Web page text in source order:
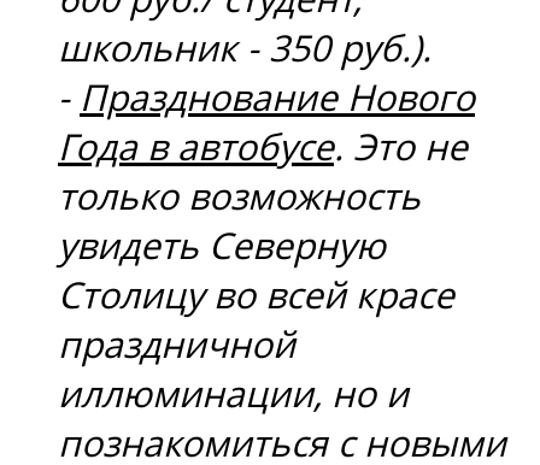
школьник - 350 руб.).
- Празднование Нового
Года в автобусе. Это не
только возможность
увидеть Северную
Столицу во всей красе
праздничной
иллюминации, но и
познакомиться с новыми